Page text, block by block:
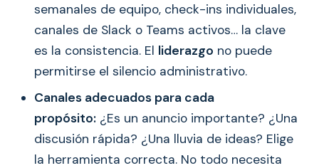
semanales de equipo, check-ins individuales,
canales de Slack o Teams activos… la clave
es la consistencia. El liderazgo no puede
permitirse el silencio administrativo.
Canales adecuados para cada
propósito: ¿Es un anuncio importante? ¿Una
discusión rápida? ¿Una lluvia de ideas? Elige
la herramienta correcta. No todo necesita